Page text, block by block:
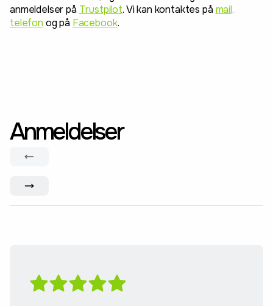
anmeldelser på Trustpilot. Vi kan kontaktes på mail,
telefon og på Facebook.
Anmeldelser